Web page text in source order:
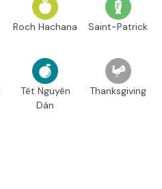
Roch Hachana Saint-Patrick
Têt Nguyên
Dán
Thanksgiving